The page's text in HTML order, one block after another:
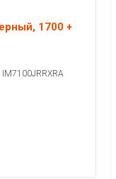
1700 +
IM7100JRRXRA